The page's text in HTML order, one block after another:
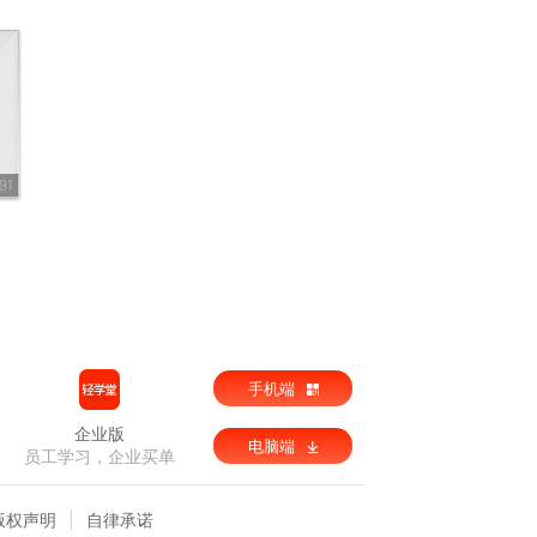
企业版
员工学习，企业买单
手机端
电脑端
权声明 自律承诺